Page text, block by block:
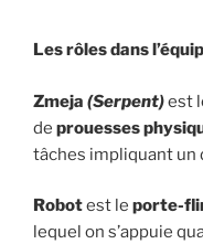
Les rôles dans
Zmeja (Serpent)est
de prouesses
tâches impliquant un
Robotest le porte-
lequel on s’appuie